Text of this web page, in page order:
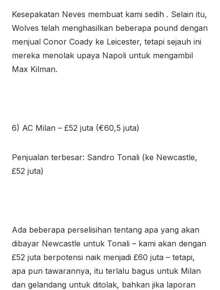
Kesepakatan Neves membuat kami sedih . Selain itu,
Wolves telah menghasilkan beberapa pound dengan
menjual Conor Coady ke Leicester, tetapi sejauh ini
mereka menolak upaya Napoli untuk mengambil
Max Kilman.
6) AC Milan – £52 juta (€60,5 juta)
Penjualan terbesar: Sandro Tonali (ke Newcastle,
£52 juta)
Ada beberapa perselisihan tentang apa yang akan
dibayar Newcastle untuk Tonali – kami akan dengan
£52 juta berpotensi naik menjadi £60 juta – tetapi,
apa pun tawarannya, itu terlalu bagus untuk Milan
dan gelandang untuk ditolak, bahkan jika laporan